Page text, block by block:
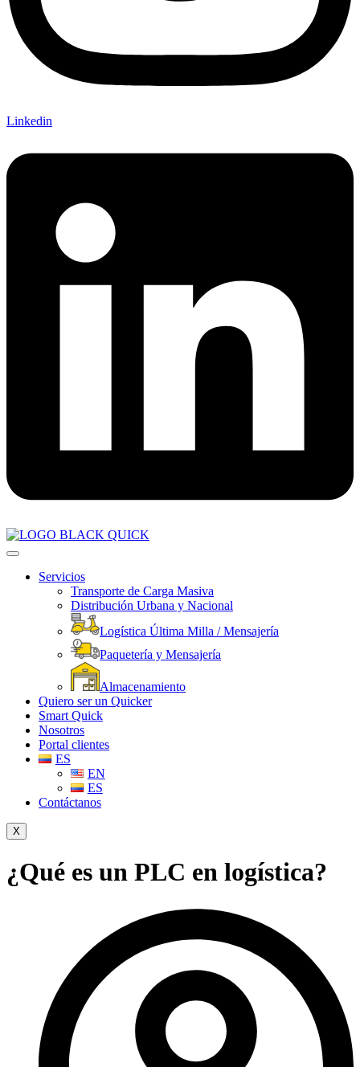
Linkedin
Servicios
Transporte de Carga Masiva
Distribución Urbana y Nacional
Logística Última Milla / Mensajería
Paquetería y Mensajería
Almacenamiento
Quiero ser un Quicker
Smart Quick
Nosotros
Portal clientes
ES
EN
ES
Contáctanos
X
¿Qué es un PLC en logística?